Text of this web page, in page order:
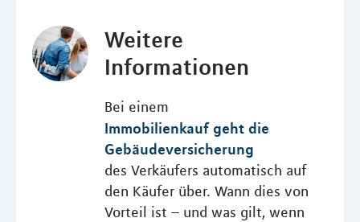
Weitere
Informationen
Bei einem
Immobilienkauf geht die
Gebäudeversicherung
des Verkäufers automatisch auf
den Käufer über. Wann dies von
Vorteil ist – und was gilt, wenn